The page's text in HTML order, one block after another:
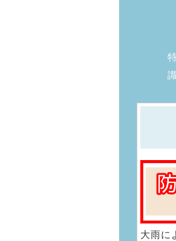
大雨に